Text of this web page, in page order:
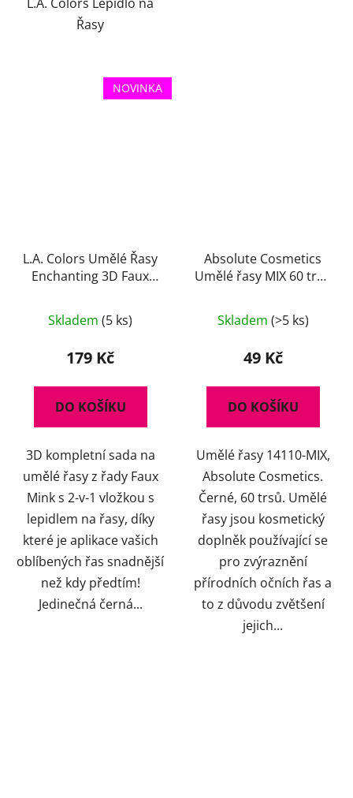
Řasy
NOVINKA
L.A. Colors Umělé Řasy
Enchanting 3D Faux
hodnocení
produktu
5,0
z
hvězdiček.
Skladem (5 ks)
179 Kč
DO KOŠÍKU
3D kompletní sada na
umělé řasy z řady Faux
Mink s 2-v-1 vložkou s
lepidlem na řasy, díky
které je aplikace vašich
oblíbených řas snadnější
než kdy předtím!
Jedinečná černá...
Absolute Cosmetics
Umělé řasy MIX 60 trsů
Skladem (>5 ks)
49 Kč
DO KOŠÍKU
Umělé řasy 14110-MIX,
Absolute Cosmetics.
Černé, 60 trsů. Umělé
řasy jsou kosmetický
doplněk používající se
pro zvýraznění
přírodních očních řas a
to z důvodu zvětšení
jejich...